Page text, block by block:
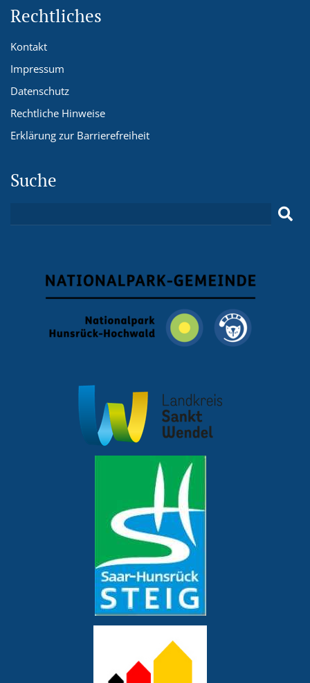
Rechtliches
Kontakt
Impressum
Datenschutz
Rechtliche Hinweise
Erklärung zur Barrierefreiheit
Suche